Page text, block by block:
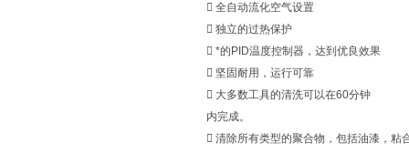
 全自动流化空气设置
 独立的过热保护
 *的PID温度控制器，达到优良效果
 坚固耐用，运行可靠
 大多数工具的清洗可以在60分钟
内完成。
 清除所有类型的聚合物，包括油漆，粘